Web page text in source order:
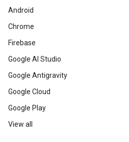
Android
Chrome
Firebase
Google AI Studio
Google Antigravity
Google Cloud
Google Play
View all